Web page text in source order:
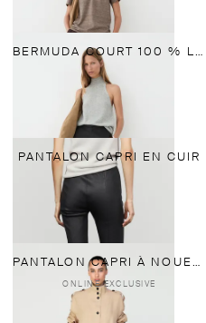
BERMUDA COURT 100 % LIN
PANTALON CAPRI EN CUIR
PANTALON CAPRI À NOUER EN MÉLANGE DE SOIE
ONLINE EXCLUSIVE